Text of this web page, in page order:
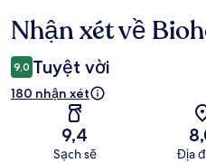
Nhận
xét
Nhận xét về
9,0 Tuyệt vời
180 nhận xét
9,4
Sạch sẽ Địa